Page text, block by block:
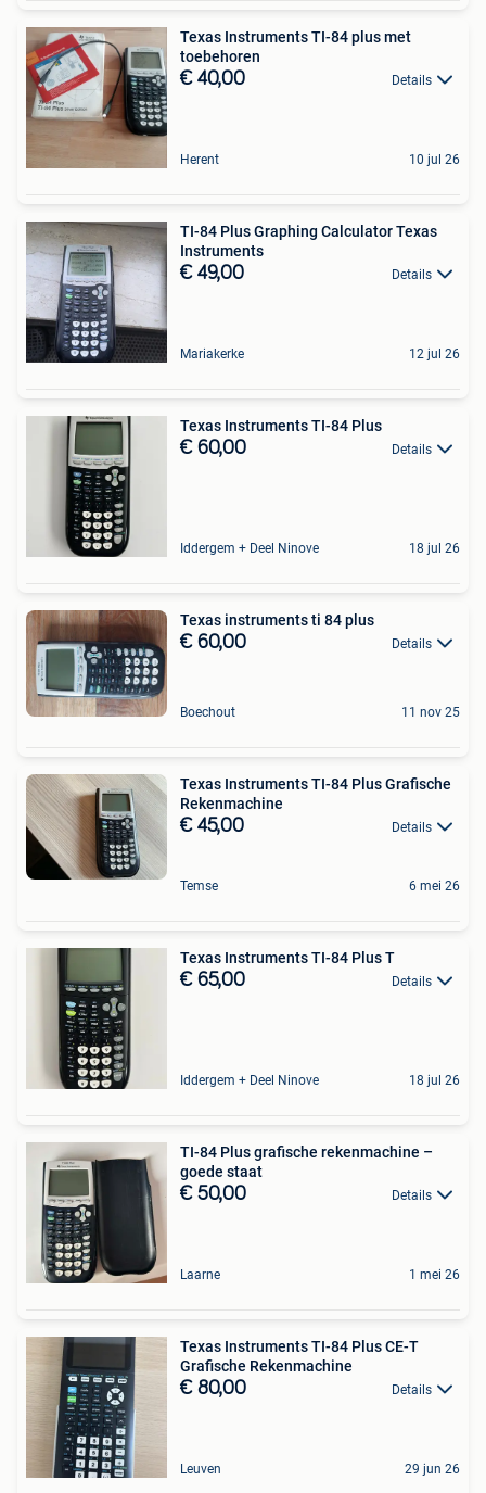
Texas Instruments TI-84 plus met
toebehoren
€ 40,00 Details
Herent 10 jul 26
TI-84 Plus Graphing Calculator Texas
Instruments
€ 49,00 Details
Mariakerke 12 jul 26
Texas Instruments TI-84 Plus
€ 60,00 Details
Iddergem + Deel Ninove 18 jul 26
Texas instruments ti 84 plus
€ 60,00 Details
Boechout 11 nov 25
Texas Instruments TI-84 Plus Grafische
Rekenmachine
€ 45,00 Details
Temse 6 mei 26
Texas Instruments TI-84 Plus T
€ 65,00 Details
Iddergem + Deel Ninove 18 jul 26
TI-84 Plus grafische rekenmachine –
goede staat
€ 50,00 Details
Laarne 1 mei 26
Texas Instruments TI-84 Plus CE-T
Grafische Rekenmachine
€ 80,00 Details
Leuven 29 jun 26